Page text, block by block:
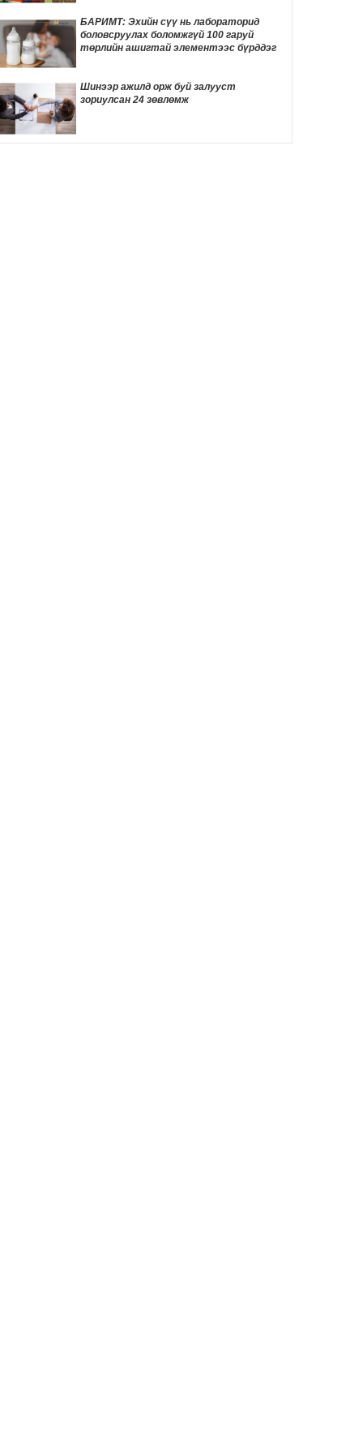
9 цаг 4 мин
ДҮН ШИНЖИЛГЭЭ: Америк- Хятадын
эмзэг харилцаа
9 цаг 14 мин
Д.Трамп төрөлхийн иргэншлийг дахин
хязгаарлахыг оролдлоо
БАРИМТ: Эхийн сүү нь лабораторид
боловсруулах боломжгүй 100 гаруй
төрлийн ашигтай элементээс бүрддэг
Шинээр ажилд орж буй залууст
зориулсан 24 зөвлөмж